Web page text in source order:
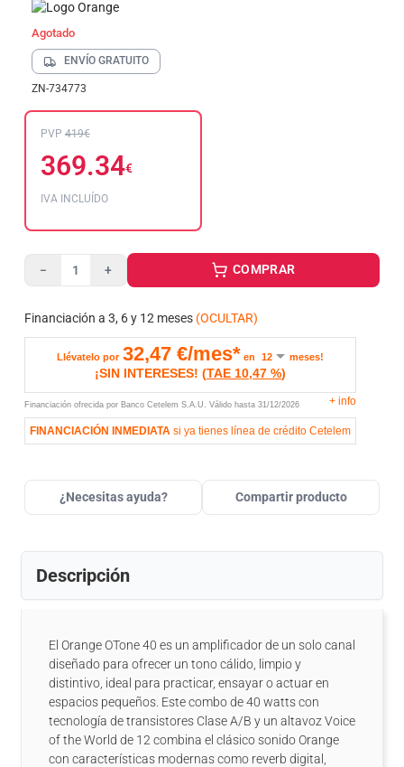
Agotado
ENVÍO GRATUITO
ZN-734773
PVP 419€
369.34€
IVA INCLUÍDO
− + COMPRAR
Financiación a 3, 6 y 12 meses (OCULTAR)
Llévatelo por 32,47 €/mes* en meses!
¡SIN INTERESES! (TAE 10,47 %)
Financiación ofrecida por Banco Cetelem S.A.U. Válido hasta 31/12/2026 + info
FINANCIACIÓN INMEDIATA si ya tienes línea de crédito Cetelem
¿Necesitas ayuda? Compartir producto
Descripción
El Orange OTone 40 es un amplificador de un solo canal
diseñado para ofrecer un tono cálido, limpio y
distintivo, ideal para practicar, ensayar o actuar en
espacios pequeños. Este combo de 40 watts con
tecnología de transistores Clase A/B y un altavoz Voice
of the World de 12 combina el clásico sonido Orange
con características modernas como reverb digital,